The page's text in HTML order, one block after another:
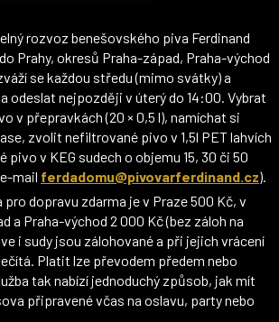
rozvoz benešovského piva Ferdinand
Prahy, okresů Praha-západ, Praha-východ
se každou středu (mimo svátky) a
odeslat nejpozději v úterý do 14:00. Vybrat
v přepravkách (20 × 0,5 l), namíchat si
zvolit nefiltrované pivo v 1,5l PET lahvích
pivo v KEG sudech o objemu 15, 30 či 50
mail ferdadomu@pivovarferdinand.cz).
pro dopravu zdarma je v Praze 500 Kč, v
a Praha-východ 2 000 Kč (bez záloh na
i sudy jsou zálohované a při jejich vrácení
Platit lze převodem předem nebo
tak nabízí jednoduchý způsob, jak mít
připravené včas na oslavu, party nebo